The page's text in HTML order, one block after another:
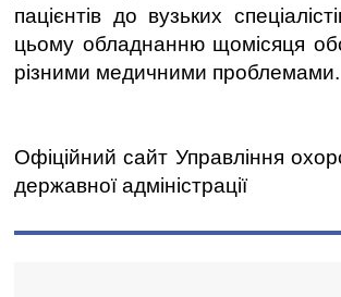
пацієнтів до вузьких
цьому обладнанню щомісяця
різними медичними проблемами.
Офіційний сайт Управління
державної адміністрації